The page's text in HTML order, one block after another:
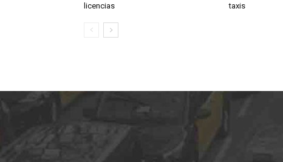
licencias
taxis